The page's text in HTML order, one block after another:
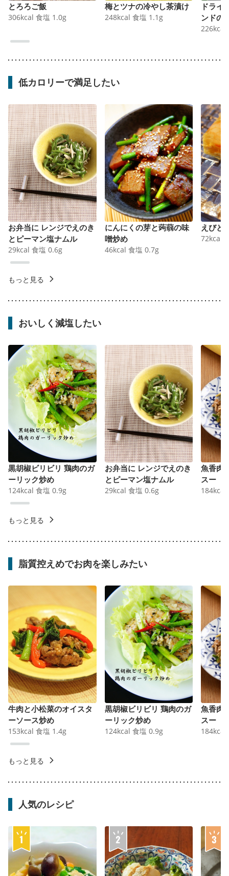
とろろご飯
306kcal 食塩 1.0g
梅とツナの冷やし茶漬け
248kcal 食塩 1.1 g
ドライ
ンドの
226kcal
低カロリーで満足したい
お弁当に レンジでえのき
とピーマン塩ナムル
29kcal 食塩 0.6g
にんにくの芽と蒟蒻の味
噌炒め
46kcal 食塩 0.7g
えびと
72kcal
もっと見る
おいしく減塩したい
黒胡椒ビリビリ 鶏肉のガ
ーリック炒め
124kcal 食塩 0.9g
お弁当に レンジでえのき
とピーマン塩ナムル
29kcal 食塩 0.6g
魚香肉
スー
184kcal
もっと見る
脂質控えめでお肉を楽しみたい
牛肉と小松菜のオイスタ
ーソース炒め
153kcal 食塩 1.4g
黒胡椒ビリビリ 鶏肉のガ
ーリック炒め
124kcal 食塩 0.9g
魚香肉
スー
184kcal
もっと見る
人気のレシピ